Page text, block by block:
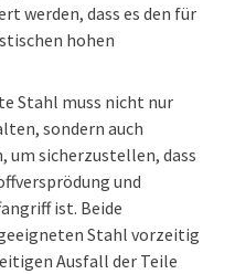
werden, dass es den für
hohen
Stahl muss nicht nur
sondern auch
sicherzustellen, dass
und
ist. Beide
Stahl vorzeitig
Ausfall der Teile